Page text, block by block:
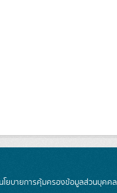
นโยบายการคุ้มครองข้อมูลส่วนบุคคล